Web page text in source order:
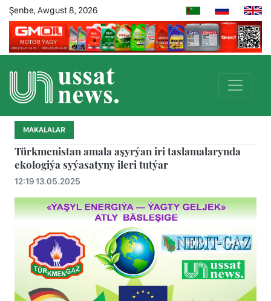
Şenbe, Awgust 8, 2026
MAKALALAR
Türkmenistan amala aşyrýan iri taslamalarynda
ekologiýa syýasatyny ileri tutýar
12:19 13.05.2025